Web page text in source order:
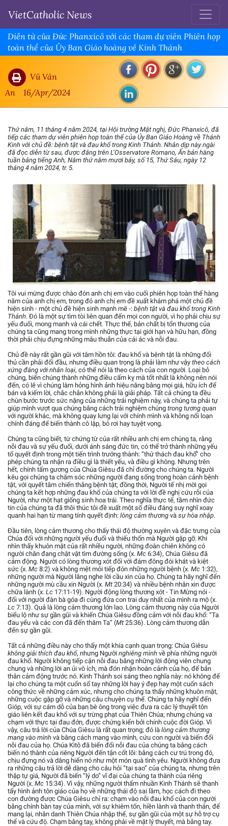
VietCatholic News
Diễn từ của Đức Phanxicô với các tham dự viên Phiên họp
toàn thể của Ủy Ban Giáo hoàng về Kinh Thánh
Vũ Văn
An
16/Apr/2024
Thứ năm, 11 tháng 4 năm 2024, tại Hội trường Mật nghị, Đức Phanxicô, đã
tiếp các tham dự viên phiên họp toàn thể của Ủy Ban Giáo Hoàng về Thánh
Kinh với chủ đề: bệnh tật và đau khổ trong Kinh Thánh. Nhân dịp này ngài
đã đọc diễn từ sau, được đăng trên L’Osservatore Romano, Ấn bản hàng
tuần bằng tiếng Anh, Năm thứ năm mươi bảy, số 15, Thứ Sáu, ngày 12
tháng 4 năm 2024, tr. 5.
Tôi vui mừng được chào đón anh chị em vào cuối phiên họp toàn thể hàng
năm của anh chị em, trong đó anh chị em đề xuất khám phá một chủ đề
hiện sinh - một chủ đề hiện sinh mạnh mẽ -: bệnh tật và đau khổ trong Kinh
Thánh. Đó là một sự tìm tòi liên quan đến mọi con người, vì họ phải chịu sự
yếu đuối, mong manh và cái chết. Thực thế, bản chất bị tổn thương của
chúng ta cũng mang trong mình những thực tại giới hạn và hữu hạn, đồng
thời phải chịu đựng những mâu thuẫn của cái ác và nỗi đau.
Chủ đề này rất gần gũi với tâm hồn tôi: đau khổ và bệnh tật là những đối
thủ cần phải đối đầu, nhưng điều quan trọng là phải làm như vậy theo cách
xứng đáng với nhân loại, có thể nói là theo cách của con người. Loại bỏ
chúng, biến chúng thành những điều cấm kỵ mà tốt nhất là không nên nói
đến, có lẽ vì chúng làm hỏng hình ảnh hiệu năng bằng mọi giá, hữu ích để
bán và kiếm lời, chắc chắn không phải là giải pháp. Tất cả chúng ta đều
chùn bước trước sức nặng của những trải nghiệm này, và chúng ta phải tự
giúp mình vượt qua chúng bằng cách trải nghiệm chúng trong tương quan
với người khác, mà không quay lưng lại với chính mình và không nổi loạn
chính đáng để biến thành cô lập, bỏ rơi hay tuyệt vọng.
Chúng ta cũng biết, từ chứng từ của rất nhiều anh chị em chúng ta, rằng
nỗi đau và sự yếu đuối, dưới ánh sáng đức tin, có thể trở thành những yếu
tố quyết định trong một tiến trình trưởng thành: “thử thách đau khổ” cho
phép chúng ta nhận ra điều gì là thiết yếu, và điều gì không. Nhưng trên
hết, chính tấm gương của Chúa Giêsu đã chỉ đường cho chúng ta. Người
kêu gọi chúng ta chăm sóc những người đang sống trong hoàn cảnh bệnh
tật, với quyết tâm chiến thắng bệnh tật; đồng thời, Người tế nhị mời gọi
chúng ta kết hợp những đau khổ của chúng ta với lời đề nghị cứu rỗi của
Người, như một hạt giống sinh hoa trái. Theo nghĩa thực tế, tầm nhìn đức
tin của chúng ta đã thôi thúc tôi đề xuất một số điều đáng suy nghĩ xoay
quanh hai hạn từ mang tính quyết định: lòng cảm thương và sự hòa nhập.
Đầu tiên, lòng cảm thương cho thấy thái độ thường xuyên và đặc trưng của
Chúa đối với những người yếu đuối và thiếu thốn mà Người gặp gỡ. Khi
nhìn thấy khuôn mặt của rất nhiều người, những đoàn chiên không có
người chăn đang chật vật tìm đường sống (x. Mc 6:34), Chúa Giêsu đã
cảm động. Người có lòng thương xót đối với đám đông đói khát và kiệt
sức (x. Mc 8:2) và không mệt mỏi tiếp đón những người bệnh (x. Mc 1:32),
những người mà Người lắng nghe lời cầu xin của họ. Chúng ta hãy nghĩ đến
những người mù cầu xin Người (x. Mt 20:34) và nhiều bệnh nhân xin được
chữa lành (x. Lc 17:11-19). Người động lòng thương xót - Tin Mừng nói -
đối với người đàn bà góa đi cùng đứa con trai duy nhất của mình ra mộ (x.
Lc 7:13). Quả là lòng cảm thương lớn lao. Lòng cảm thương này của Người
biểu lộ như sự gần gũi và khiến Chúa Giêsu đồng cảm với nỗi đau khổ: “Ta
đau yếu và các con đã đến thăm Ta” (Mt 25:36). Lòng cảm thương dẫn
đến sự gần gũi.
Tất cả những điều này cho thấy một khía cạnh quan trọng: Chúa Giêsu
không giải thích đau khổ, nhưng Người nghiêng mình về phía những người
đau khổ. Người không tiếp cận nỗi đau bằng những lời động viên chung
chung và những lời an ủi vô ích, mà đón nhận hoàn cảnh của họ, để bản
thân cảm động trước nó. Kinh Thánh soi sáng theo nghĩa này: nó không để
lại cho chúng ta một cuốn sổ tay những lời hay ý đẹp hay một cuốn sách
công thức về những cảm xúc, nhưng cho chúng ta thấy những khuôn mặt,
những cuộc gặp gỡ và những câu chuyện cụ thể. Chúng ta hãy nghĩ đến
Gióp, với sự cám dỗ của bạn bè ông trong việc đưa ra các lý thuyết tôn
giáo liên kết đau khổ với sự trừng phạt của Thiên Chúa; nhưng chúng va
chạm với thực tại đau đớn, được chứng kiến bởi chính cuộc đời Gióp. Vì
vậy, câu trả lời của Chúa Giêsu là rất quan trọng; đó là lòng cảm thương
mang vào mình và bằng cách mang vào mình, cứu con người và biến đổi
nỗi đau của họ. Chúa Kitô đã biến đổi nỗi đau của chúng ta bằng cách
biến nó thành của riêng Người đến tận cốt lõi: bằng cách cư trú trong đó,
chịu đựng nó và dâng hiến nó như một món quà tình yêu. Người không đưa
ra những câu trả lời dễ dàng cho câu hỏi “tại sao” của chúng ta, nhưng trên
thập tự giá, Người đã biến “lý do” vĩ đại của chúng ta thành của riêng
Người (x. Mc 15:34). Vì vậy, những người thấm nhuần Kinh Thánh sẽ thanh
tẩy hình ảnh tôn giáo của họ về những thái độ sai lầm, học cách đi theo
con đường được Chúa Giêsu chỉ ra: chạm vào nỗi đau khổ của con người
bằng chính bàn tay của mình, với sự khiêm tốn, hiền lành và thanh thản, để
mang lại, nhân danh Thiên Chúa nhập thể, sự gần gũi của một sự hỗ trợ cụ
thể và cứu độ. Chạm bằng tay, không phải về mặt lý thuyết, mà bằng tay.